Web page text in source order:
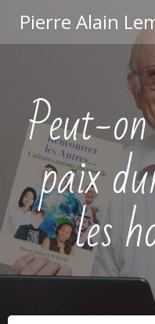
Pierre Alain
Peut-
paix
les